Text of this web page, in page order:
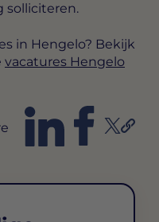
solliciteren.
in Hengelo? Bekijk
vacatures Hengelo